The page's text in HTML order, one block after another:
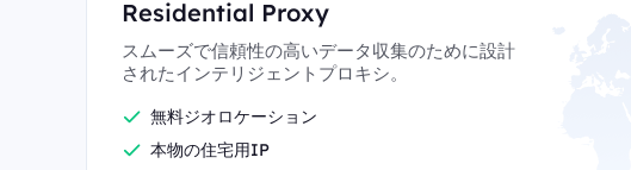
Residential Proxy
スムーズで信頼性の高いデータ収集のために設計
されたインテリジェントプロキシ。
無料ジオロケーション
本物の住宅用IP